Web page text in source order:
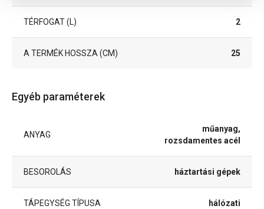
TÉRFOGAT (L) 2
A TERMÉK HOSSZA (CM) 25
Egyéb paraméterek
ANYAG
műanyag,
rozsdamentes acél
BESOROLÁS háztartási gépek
TÁPEGYSÉG TÍPUSA hálózati